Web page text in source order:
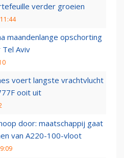
verder groeien
maandenlange opschorting
Tel Aviv
voert langste vrachtvlucht
ooit uit
door: maatschappij gaat
van A220-100-vloot